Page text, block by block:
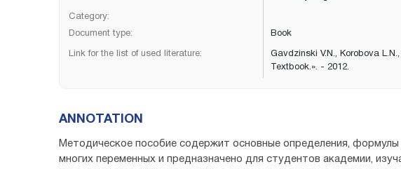
Category:
Document type:
Book
Link for the list of used literature:
Gavdzinski V.N., Korobova
Textbook.». - 2012.
ANNOTATION
Методическое пособие содержит основные определения,
многих переменных и предназначено для студентов академии,